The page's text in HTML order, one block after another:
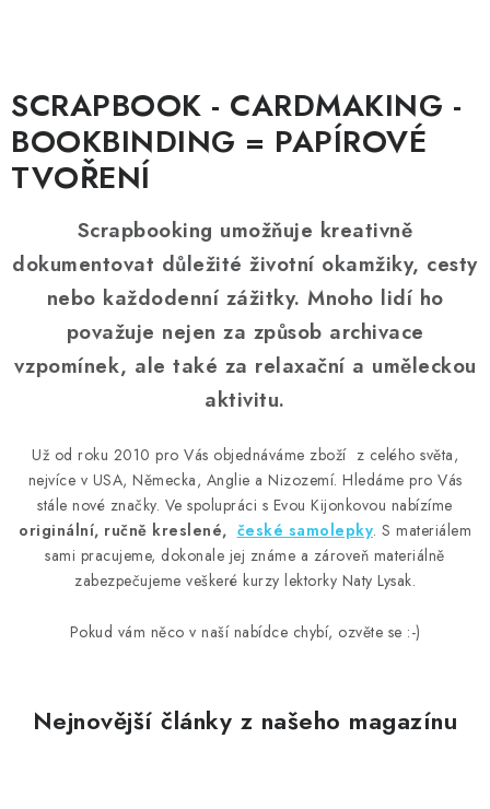
SCRAPBOOK - CARDMAKING -
BOOKBINDING = PAPÍROVÉ
TVOŘENÍ
Scrapbooking umožňuje kreativně
dokumentovat důležité životní okamžiky, cesty
nebo každodenní zážitky. Mnoho lidí ho
považuje nejen za způsob archivace
vzpomínek, ale také za relaxační a uměleckou
aktivitu.
Už od roku 2010 pro Vás objednáváme zboží z celého světa,
nejvíce v USA, Německa, Anglie a Nizozemí. Hledáme pro Vás
stále nové značky. Ve spolupráci s Evou Kijonkovou nabízíme
originální, ručně kreslené, české samolepky. S materiálem
sami pracujeme, dokonale jej známe a zároveň materiálně
zabezpečujeme veškeré kurzy lektorky Naty Lysak.
Pokud vám něco v naší nabídce chybí, ozvěte se :-)
Nejnovější články z našeho magazínu